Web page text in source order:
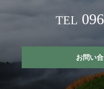
TEL
お問い